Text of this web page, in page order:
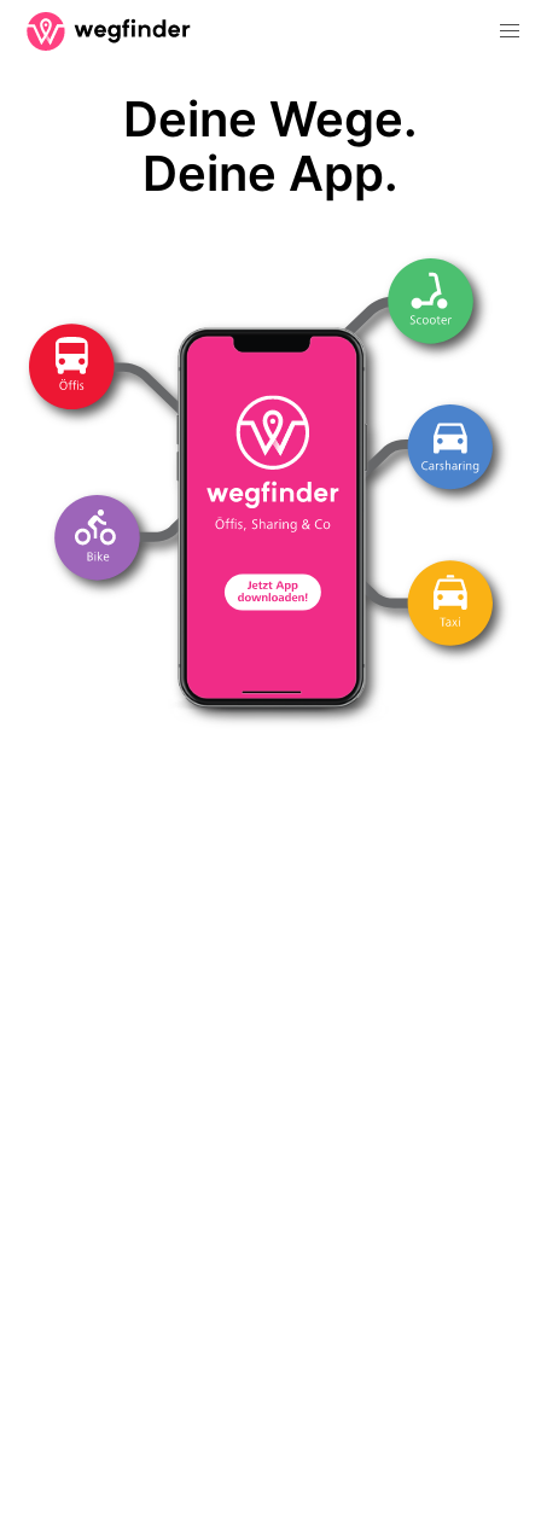
Deine Wege.
Deine App.